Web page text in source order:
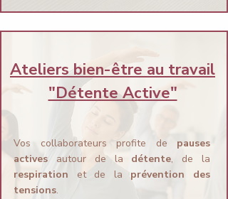
Ateliers bien-être au travail
"Détente Active"
Vos collaborateurs profite de pauses
actives autour de la détente, de la
respiration et de la prévention des
tensions.